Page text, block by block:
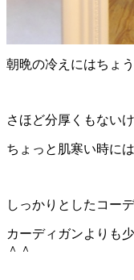
朝晩の冷えにはちょ
さほど分厚くもない
ちょっと肌寒い時に
しっかりとしたコー
カーディガンよりも
＾＾